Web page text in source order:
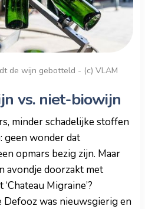
de wijn gebotteld - (c) VLAM
vs. niet-biowijn
minder schadelijke stoffen
geen wonder dat
opmars bezig zijn. Maar
avondje doorzakt met
Migraine’?
was nieuwsgierig en